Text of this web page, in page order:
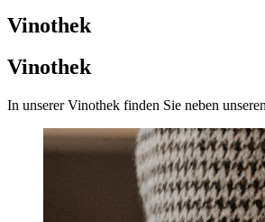
Vinothek
Vinothek
In unserer Vinothek finden Sie neben